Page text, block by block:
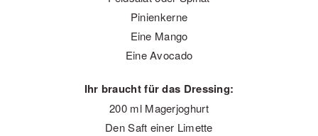
Pinienkerne
Eine Mango
Eine Avocado
Ihr braucht für das Dressing:
200 ml Magerjoghurt
Den Saft einer Limette